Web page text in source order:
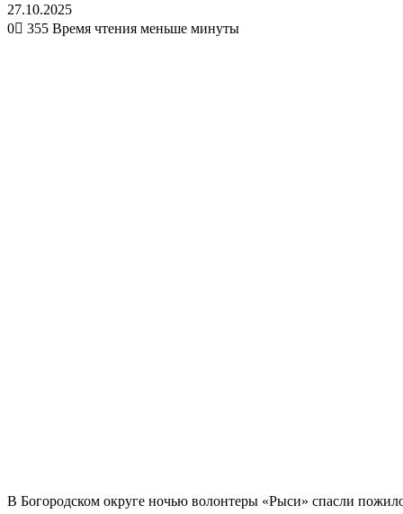
27.10.2025
0
355 Время чтения меньше минуты
В Богородском округе ночью волонтеры «Рыси» спасли